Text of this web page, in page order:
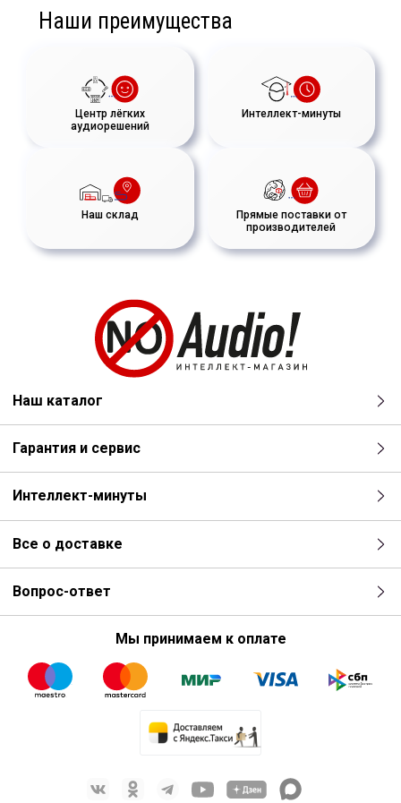
Наши преимущества
Центр лёгких
аудиорешений
Интеллект-минуты
Наш склад
Прямые поставки от
производителей
Наш каталог
Гарантия и сервис
Интеллект-минуты
Все о доставке
Вопрос-ответ
Мы принимаем к оплате